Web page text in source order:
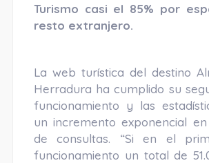
Turismo casi el 85% por
resto extranjero.
La web turística del destino
Herradura ha cumplido su
funcionamiento y las
un incremento exponencial
de consultas. “Si en el
funcionamiento un total de